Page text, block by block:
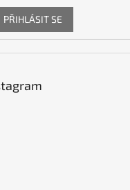
PŘIHLÁSIT SE